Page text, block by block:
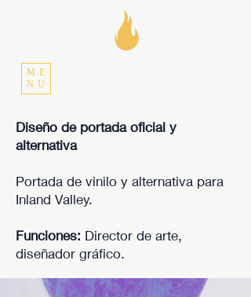
ME
NU
Diseño de portada oficial y
alternativa
Portada de vinilo y alternativa para
Inland Valley.
Funciones: Director de arte,
diseñador gráfico.